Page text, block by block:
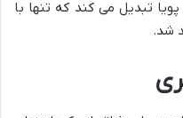
تبدیل می کند که تنها با
شد.